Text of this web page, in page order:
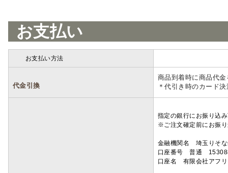
お支払い
お支払い方法
代金引換
商品到着時に商品代
＊代引き時のカード
指定の銀行にお振り込
※ご注文確定前にお振
金融機関名 埼玉りそ
口座番号 普通
口座名 有限会社アフ